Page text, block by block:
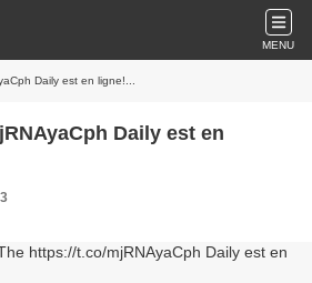
MENU
Daily est en ligne!...
Daily est en